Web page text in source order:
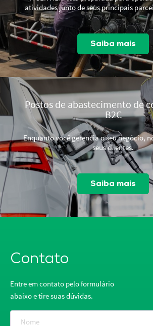
atividades junto de seus principais
Saiba mais
Postos de abastecimento de
B2C
Enquanto você gerencia o seu negócio,
seus clientes.
Saiba mais
Contato
Entre em contato pelo formulário
abaixo e tire suas dúvidas.
Nome